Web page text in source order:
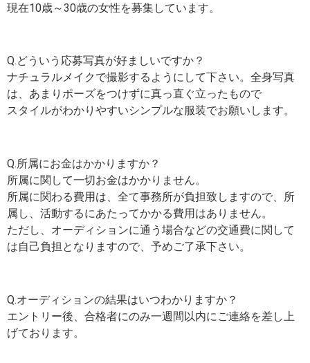
現在10歳～30歳の女性を募集しています。
Q.どういう応募写真が好ましいですか？
ナチュラルメイクで撮影するようにして下さい。全身写真
は、あまりポーズをつけずに真っ直ぐ立ったもので
スタイルがわかりやすいシンプルな服装でお願いします。
Q.所属にお金はかかりますか？
所属に関して一切お金はかかりません。
所属に関わる費用は、全て事務所が負担致しますので、所
属し、活動するにあたってかかる費用はありません。
ただし、オーディションに通う場合などの交通費に関して
は自己負担となりますので、予めご了承下さい。
Q.オーディションの結果はいつわかりますか？
エントリー後、合格者にのみ一週間以内にご連絡を差し上
げております。